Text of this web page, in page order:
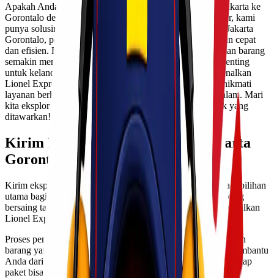
Apakah Anda mencari cara untuk mengirim barang dari Jakarta ke
Gorontalo dengan biaya yang terjangkau? Jangan khawatir, kami
punya solusinya. Dengan layanan ekspedisi cargo murah Jakarta
Gorontalo, pengiriman barang Anda bisa dilakukan dengan cepat
dan efisien. Di era sekarang ini, kebutuhan akan pengiriman barang
semakin meningkat, dan memilih jasa yang tepat sangat penting
untuk kelancaran bisnis atau kebutuhan pribadi Anda. Kenalkan
Lionel Express, pilihan terbaik bagi Anda yang ingin menikmati
layanan berkualitas tanpa harus merogoh kocek terlalu dalam. Mari
kita eksplor lebih lanjut tentang berbagai layanan menarik yang
ditawarkan!
Kirim Ekspedisi Cargo Murah Jakarta
Gorontalo
Kirim ekspedisi cargo murah Jakarta Gorontalo kini menjadi pilihan
utama bagi banyak orang. Layanan ini menawarkan tarif yang
bersaing tanpa mengorbankan kualitas. Anda dapat mengandalkan
Lionel Express untuk semua kebutuhan pengiriman barang.
Proses pengiriman sangat sederhana dan cepat. Cukup siapkan
barang yang ingin dikirim, dan tim profesional kami akan membantu
Anda dari awal hingga akhir. Dengan sistem yang efisien, setiap
paket bisa sampai tepat waktu sesuai jadwal.